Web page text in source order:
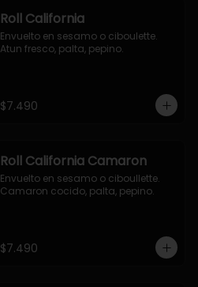
Roll California
Envuelto en sesamo o ciboulette.
Atun fresco, palta, pepino.
$7.490
Roll California Camaron
Envuelto en sesamo o ciboullette.
Camaron cocido, palta, pepino.
$7.490